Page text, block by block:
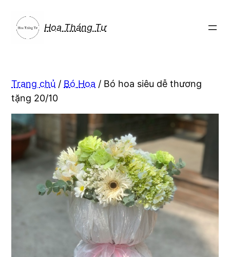
phần
Hoa Tháng Tư
Trang chủ / Bó Hoa / Bó hoa siêu dễ thương
tặng 20/10